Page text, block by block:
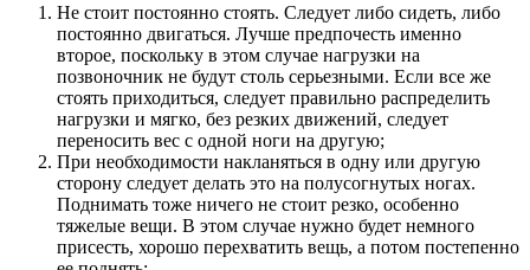
Не стоит постоянно стоять. Следует либо сидеть, либо
постоянно двигаться. Лучше предпочесть именно
второе, поскольку в этом случае нагрузки на
позвоночник не будут столь серьезными. Если все же
стоять приходиться, следует правильно распределить
нагрузки и мягко, без резких движений, следует
переносить вес с одной ноги на другую;
При необходимости накланяться в одну или другую
сторону следует делать это на полусогнутых ногах.
Поднимать тоже ничего не стоит резко, особенно
тяжелые вещи. В этом случае нужно будет немного
присесть, хорошо перехватить вещь, а потом постепенно